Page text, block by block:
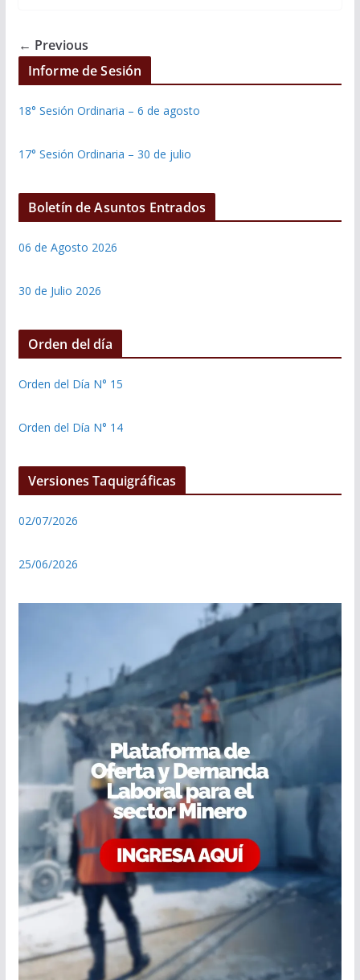
← Previous
Informe de Sesión
18° Sesión Ordinaria – 6 de agosto
17° Sesión Ordinaria – 30 de julio
Boletín de Asuntos Entrados
06 de Agosto 2026
30 de Julio 2026
Orden del día
Orden del Día N° 15
Orden del Día N° 14
Versiones Taquigráficas
02/07/2026
25/06/2026